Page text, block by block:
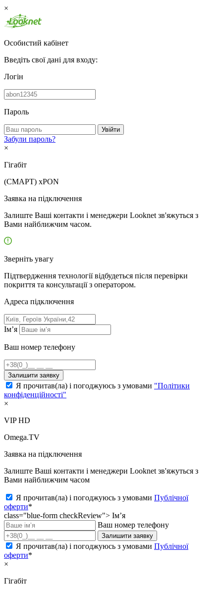
×
Особистий кабінет
Введіть свої дані для входу:
Логін
Пароль
Увійти
Забули пароль?
×
Гігабіт
(СМАРТ) xPON
Заявка на підключення
Залиште Ваші контакти і менеджери Looknet зв'яжуться з
Вами найближчим часом.
Зверніть увагу
Підтвердження технології відбудеться після перевірки
покриття та консультації з оператором.
Адресa підключення
Ім’я
Ваш номер телефону
Залишити заявку
Я прочитав(ла) і погоджуюсь з умовами "Політики
конфіденційності"
×
VIP HD
Omega.TV
Заявка на підключення
Залиште Ваші контакти і менеджери Looknet зв'яжуться з
Вами найближчим часом
Я прочитав(ла) і погоджуюсь з умовами Публічної
оферти*
class="blue-form checkReview"> Ім’я
Ваш номер телефону
Залишити заявку
Я прочитав(ла) і погоджуюсь з умовами Публічної
оферти*
×
Гігабіт